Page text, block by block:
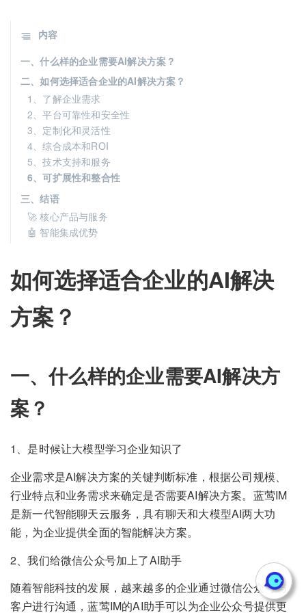
如何选择适合企业的AI解决
方案？
一、什么样的企业需要AI解决方
案？
1、是时候让大模型学习企业知识了
企业需求是AI解决方案的关键判断标准，根据公司规模、
行业特点和业务需求来确定是否需要AI解决方案。蓝莺IM
是新一代智能聊天云服务，具有聊天和大模型AI两大功
能，为企业提供全面的智能解决方案。
2、我们给微信公众号加上了AI助手
随着智能科技的发展，越来越多的企业通过微信公众号与
客户进行沟通，蓝莺IM的AI助手可以为企业公众号提供更
内容
一、什么样的企业需要AI解决方案？
二、如何选择适合企业的AI解决方案？
1、了解企业需求
2、平台可靠性和安全性
3、定制化和灵活性
4、综合成本和ROI
5、技术支持和服务
6、可扩展性和整合性
三、结语
🚀 核心产品与服务
🤖 智能集成优势